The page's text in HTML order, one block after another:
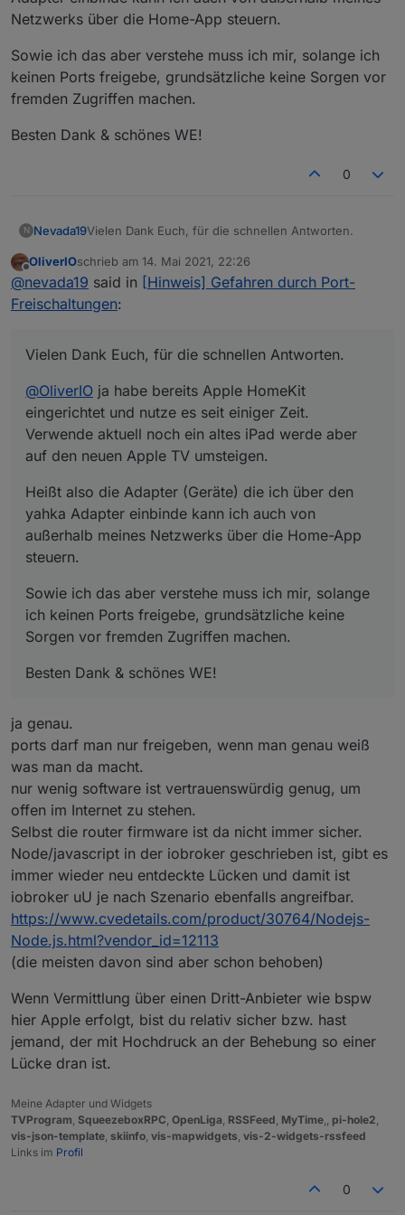
Netzwerks über die Home-App steuern.
Sowie ich das aber verstehe muss ich mir, solange ich
keinen Ports freigebe, grundsätzliche keine Sorgen vor
fremden Zugriffen machen.
Besten Dank & schönes WE!
0
N Nevada19Vielen Dank Euch, für die schnellen Antworten.
@OliverIO ja habe bereits Apple HomeKit
eingerichtet und nutze es seit einiger Zeit.
Verwende aktuell noch ein altes iPad werde aber auf
den neuen Apple TV umsteigen.
Heißt also die Adapter (Geräte) die ich über den
yahka Adapter einbinde kann ich auch von außerhalb
ich keinen Ports freigebe, grundsätzliche keine
OliverIOschrieb am 14. Mai 2021, 22:26
zuletzt editiert von
@nevada19 said in [Hinweis] Gefahren durch Port-
Freischaltungen:
Vielen Dank Euch, für die schnellen Antworten.
@OliverIO ja habe bereits Apple HomeKit
eingerichtet und nutze es seit einiger Zeit.
Verwende aktuell noch ein altes iPad werde aber
auf den neuen Apple TV umsteigen.
Heißt also die Adapter (Geräte) die ich über den
yahka Adapter einbinde kann ich auch von
außerhalb meines Netzwerks über die Home-App
steuern.
Sowie ich das aber verstehe muss ich mir, solange
ich keinen Ports freigebe, grundsätzliche keine
Sorgen vor fremden Zugriffen machen.
Besten Dank & schönes WE!
ja genau.
ports darf man nur freigeben, wenn man genau weiß
was man da macht.
nur wenig software ist vertrauenswürdig genug, um
offen im Internet zu stehen.
Selbst die router firmware ist da nicht immer sicher.
Node/javascript in der iobroker geschrieben ist, gibt es
immer wieder neu entdeckte Lücken und damit ist
iobroker uU je nach Szenario ebenfalls angreifbar.
https://www.cvedetails.com/product/30764/Nodejs-
Node.js.html?vendor_id=12113
(die meisten davon sind aber schon behoben)
Wenn Vermittlung über einen Dritt-Anbieter wie bspw
hier Apple erfolgt, bist du relativ sicher bzw. hast
jemand, der mit Hochdruck an der Behebung so einer
Lücke dran ist.
Meine Adapter und Widgets
TVProgram SqueezeboxRPC OpenLiga RSSFeed MyTime pi-hole2
vis-json-template skiinfo vis-mapwidgets vis-2-widgets-rssfeed
Links im Profil
0